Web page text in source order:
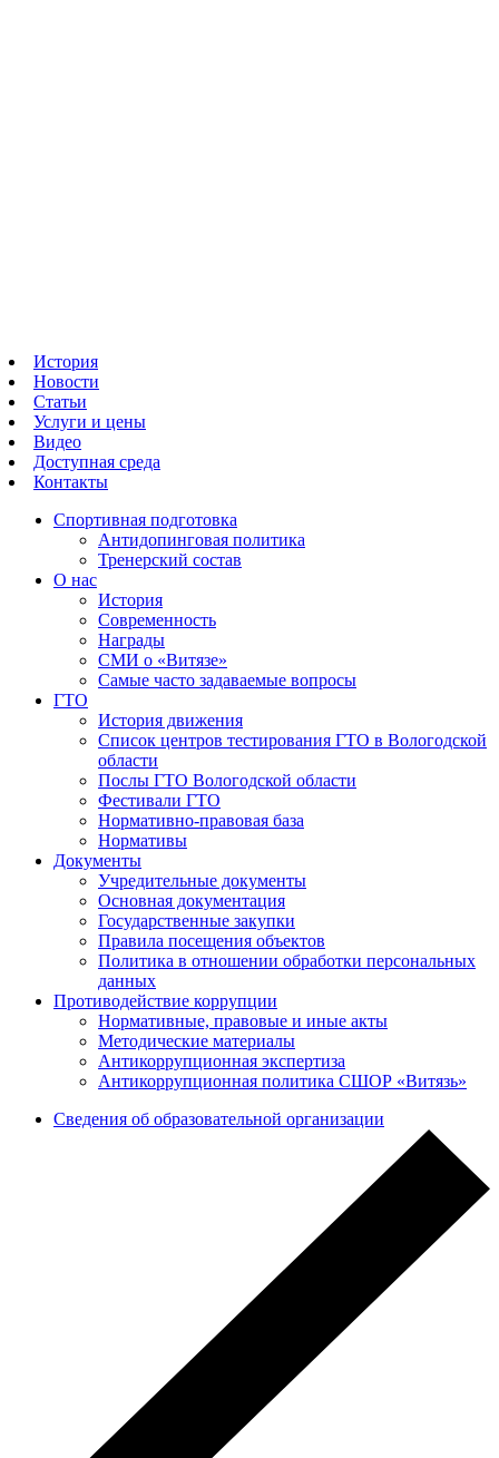
История
Новости
Статьи
Услуги и цены
Видео
Доступная среда
Контакты
Спортивная подготовка
Антидопинговая политика
Тренерский состав
О нас
История
Современность
Награды
СМИ о «Витязе»
Самые часто задаваемые вопросы
ГТО
История движения
Список центров тестирования ГТО в Вологодской
области
Послы ГТО Вологодской области
Фестивали ГТО
Нормативно-правовая база
Нормативы
Документы
Учредительные документы
Основная документация
Государственные закупки
Правила посещения объектов
Политика в отношении обработки персональных
данных
Противодействие коррупции
Нормативные, правовые и иные акты
Методические материалы
Антикоррупционная экспертиза
Антикоррупционная политика СШОР «Витязь»
Сведения об образовательной организации